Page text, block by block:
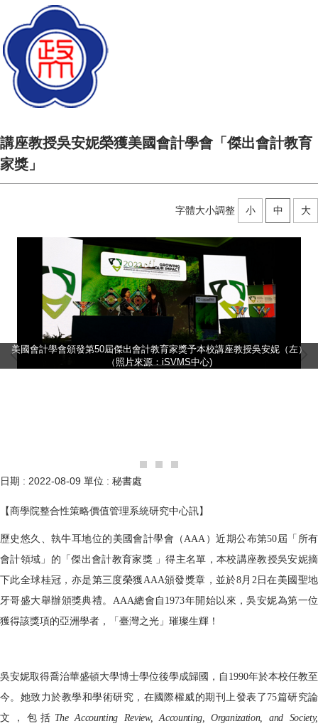
講座教授吳安妮榮獲美國會計學會「傑出會計教育
家獎」
字體大小調整 小 中 大
美國會計學會頒發第50屆傑出會計教育家獎予本校講座教授吳安妮（左）
（照片來源：iSVMS中心)
日期 : 2022-08-09 單位 : 秘書處
【商學院整合性策略價值管理系統研究中心訊】
歷史悠久、執牛耳地位的美國會計學會（AAA ）近期公布第50屆「所有
會計領域」的「傑出會計教育家獎
」得主名單，本校講座教授吳安妮摘
下此全球桂冠，亦是第三度榮獲AAA頒發獎章，並於8月 2日在美國聖地
牙哥盛大舉辦頒獎典禮。 AAA總會自 1973年開始以來，吳安妮為第一位
獲得該獎項的亞洲學者，「臺灣之光」璀璨生輝！
吳安妮取得喬治華盛頓大學博士學位後學成歸國，自 1990年於本校任教至
今。她致力於教學和學術研究，在國際權威的期刊上發表了 75篇研究論
文，包括 The Accounting Review, Accounting, Organization, and Society,